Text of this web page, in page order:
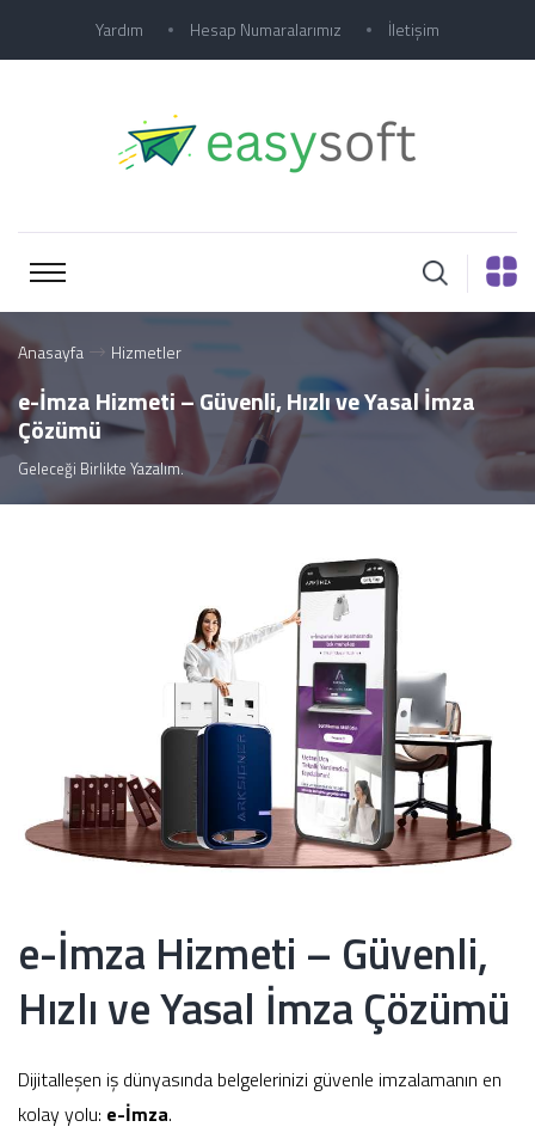
Yardım Hesap Numaralarımız İletişim
Anasayfa Hizmetler
e-İmza Hizmeti – Güvenli, Hızlı ve Yasal İmza
Çözümü
Geleceği Birlikte Yazalım.
e-İmza Hizmeti – Güvenli,
Hızlı ve Yasal İmza Çözümü
Dijitalleşen iş dünyasında belgelerinizi güvenle imzalamanın en
kolay yolu: e-İmza.